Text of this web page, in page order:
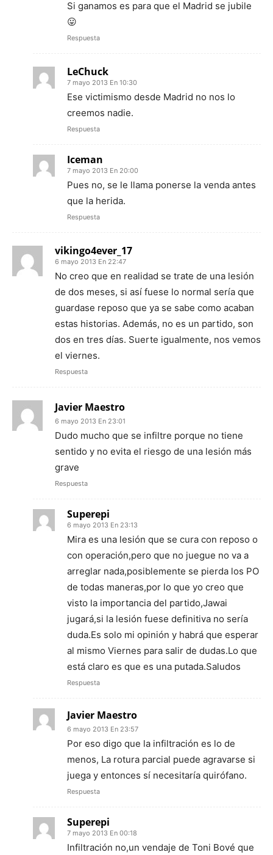
Si ganamos es para que el Madrid se jubile
😛
Respuesta
LeChuck
7 mayo 2013 En 10:30
Ese victimismo desde Madrid no nos lo
creemos nadie.
Respuesta
Iceman
7 mayo 2013 En 20:00
Pues no, se le llama ponerse la venda antes
que la herida.
Respuesta
vikingo4ever_17
6 mayo 2013 En 22:47
No creo que en realidad se trate de una lesión
de dos meses, si así fuese lo normal sería que
guardase reposo que ya se sabe como acaban
estas historias. Además, no es un partido, son
dos en tres días. Suerte igualmente, nos vemos
el viernes.
Respuesta
Javier Maestro
6 mayo 2013 En 23:01
Dudo mucho que se infiltre porque no tiene
sentido y no evita el riesgo de una lesión más
grave
Respuesta
Superepi
6 mayo 2013 En 23:13
Mira es una lesión que se cura con reposo o
con operación,pero que no juegue no va a
arreglar nada,posiblemente se pierda los PO
de todas maneras,por lo que yo creo que
visto la importancia del partido,Jawai
jugará,si la lesión fuese definitiva no sería
duda.Es solo mi opinión y habrá que esperar
al mismo Viernes para salir de dudas.Lo que
está claro es que es una putada.Saludos
Respuesta
Javier Maestro
6 mayo 2013 En 23:57
Por eso digo que la infiltración es lo de
menos, La rotura parcial puede agravarse si
juega y entonces sí necesitaría quirófano.
Respuesta
Superepi
7 mayo 2013 En 00:18
Infiltración no,un vendaje de Toni Bové que